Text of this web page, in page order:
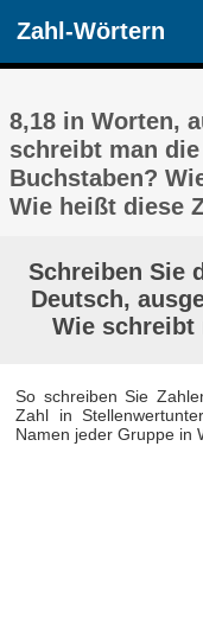
Zahl-Wörtern
8,18 in Worten,
schreibt man
Buchstaben?
Wie heißt diese
Schreiben Sie
Deutsch,
Wie schreibt
So schreiben Sie
Zahl in
Namen jeder Gruppe in